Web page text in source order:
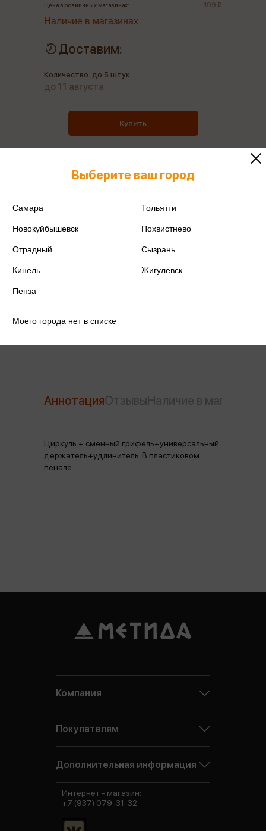
Производитель
Цена в розничных магазинах: 199 ₽
Наличие в магазинах
Доставим:
Количество: до 5 штук
до 11 августа
Купить
Аннотация
Циркуль + сменный грифель+универсальный
держатель+удлинитель. В пластиковом
пенале.
Выберите ваш город
Самара Тольятти
Новокуйбышевск Похвистнево
Отрадный Сызрань
Кинель Жигулевск
Пенза
Моего города нет в списке
Компания
Покупателям
Дополнительная информация
Интернет - магазин:
+7 (937) 079-31-32